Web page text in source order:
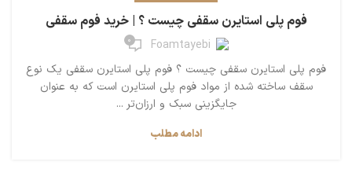
فوم پلی استایرن سقفی چیست ؟ | خرید فوم سقفی
Foamtayebi
0
فوم پلی استایرن سقفی چیست ؟ فوم پلی استایرن سقفی یک نوع
سقف ساخته شده از مواد فوم پلی استایرن است که به عنوان
جایگزینی سبک و ارزان‌تر ...
ادامه مطلب